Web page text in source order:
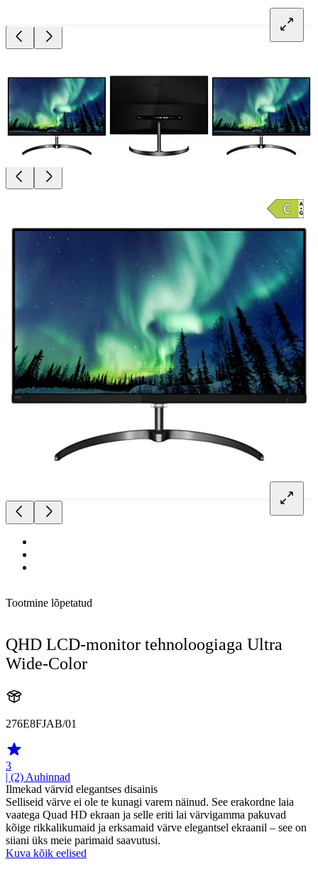
Tootmine lõpetatud
QHD LCD-monitor tehnoloogiaga Ultra
Wide-Color
276E8FJAB/01
3
| (2) Auhinnad
Ilmekad värvid elegantses disainis
Selliseid värve ei ole te kunagi varem näinud. See erakordne laia
vaatega Quad HD ekraan ja selle eriti lai värvigamma pakuvad
kõige rikkalikumaid ja erksamaid värve elegantsel ekraanil – see on
siiani üks meie parimaid saavutusi.
Kuva kõik eelised